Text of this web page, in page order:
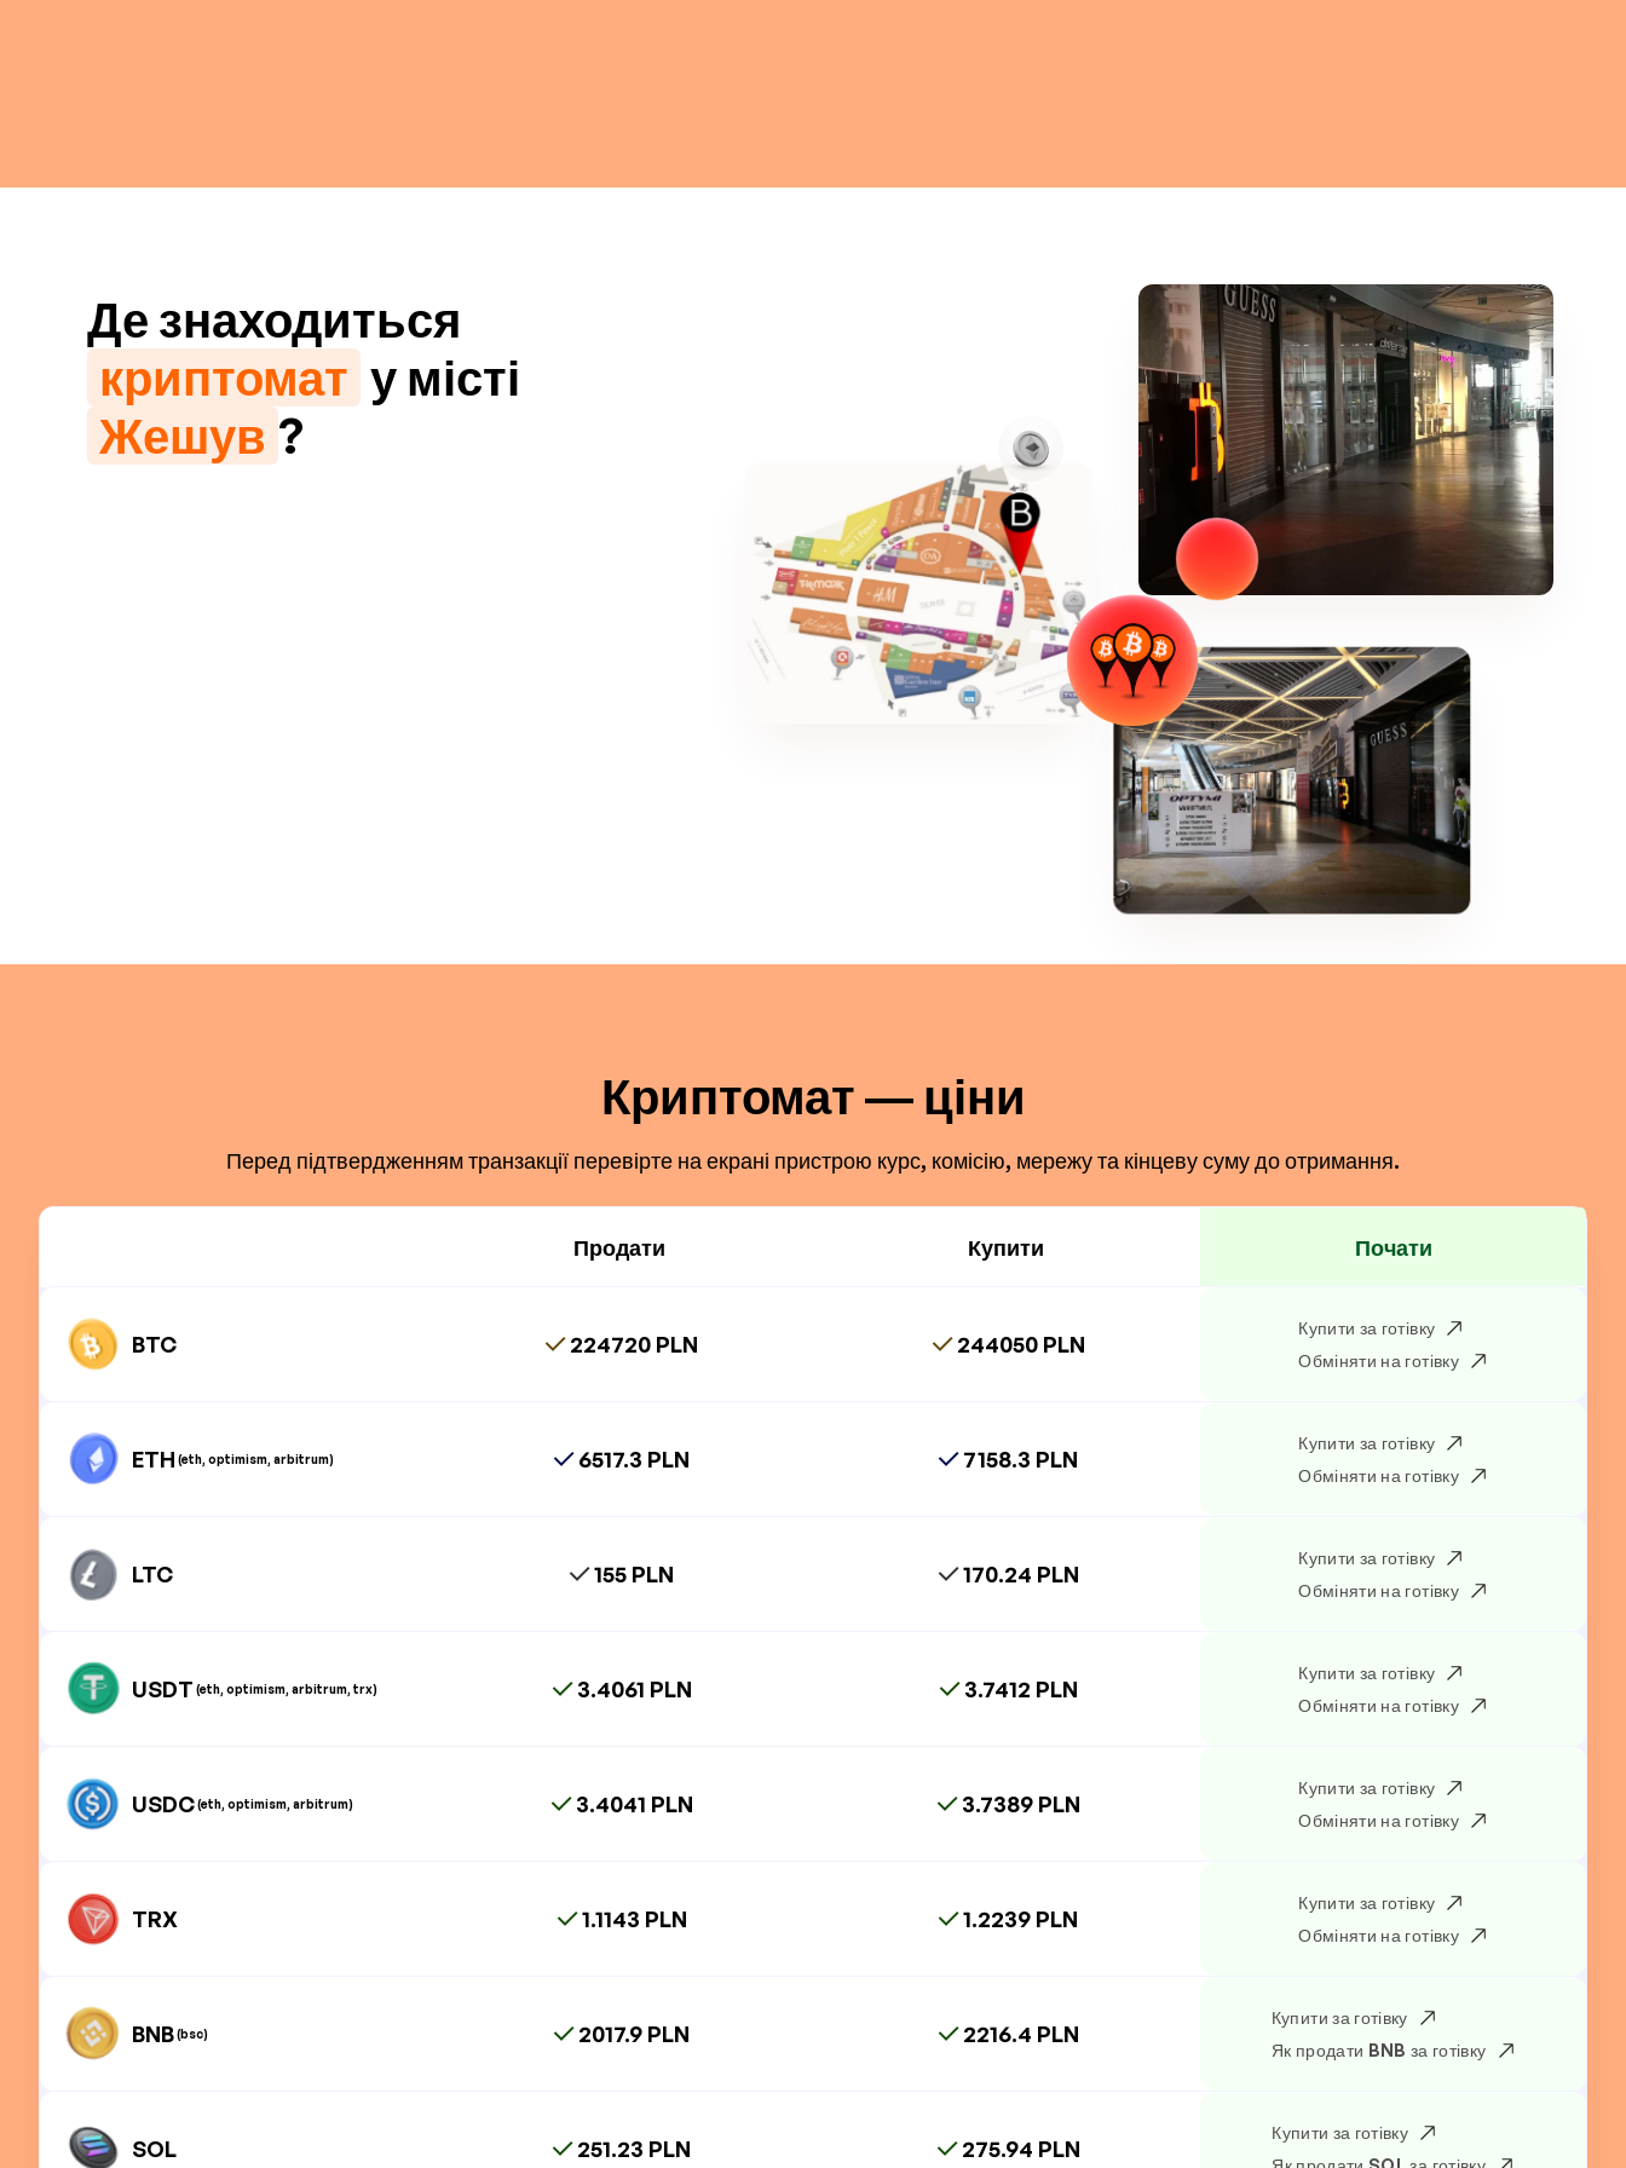
Де знаходиться
криптомат у місті
Жешув ?
Криптомат — ціни
Перед підтвердженням транзакції перевірте на екрані пристрою курс, комісію, мережу та кінцеву суму до отримання.
Продати Купити Почати
BTC 224720 PLN 244050 PLN
Купити за готівку
Обміняти на готівку
ETH (eth, optimism, arbitrum) 6517.3 PLN 7158.3 PLN
Купити за готівку
Обміняти на готівку
LTC 155 PLN 170.24 PLN
Купити за готівку
Обміняти на готівку
USDT (eth, optimism, arbitrum, trx) 3.4061 PLN 3.7412 PLN
Купити за готівку
Обміняти на готівку
USDC(eth, optimism, arbitrum) 3.4041 PLN 3.7389 PLN
Купити за готівку
Обміняти на готівку
TRX 1.1143 PLN 1.2239 PLN
Купити за готівку
Обміняти на готівку
BNB(bsc) 2017.9 PLN 2216.4 PLN
Купити за готівку
Як продати BNB за готівку
SOL 251.23 PLN 275.94 PLN
Купити за готівку